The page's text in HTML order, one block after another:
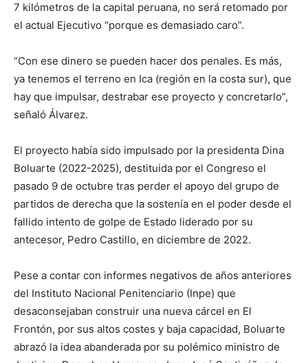
7 kilómetros de la capital peruana, no será retomado por
el actual Ejecutivo “porque es demasiado caro”.
“Con ese dinero se pueden hacer dos penales. Es más,
ya tenemos el terreno en Ica (región en la costa sur), que
hay que impulsar, destrabar ese proyecto y concretarlo”,
señaló Álvarez.
El proyecto había sido impulsado por la presidenta Dina
Boluarte (2022-2025), destituida por el Congreso el
pasado 9 de octubre tras perder el apoyo del grupo de
partidos de derecha que la sostenía en el poder desde el
fallido intento de golpe de Estado liderado por su
antecesor, Pedro Castillo, en diciembre de 2022.
Pese a contar con informes negativos de años anteriores
del Instituto Nacional Penitenciario (Inpe) que
desaconsejaban construir una nueva cárcel en El
Frontón, por sus altos costes y baja capacidad, Boluarte
abrazó la idea abanderada por su polémico ministro de